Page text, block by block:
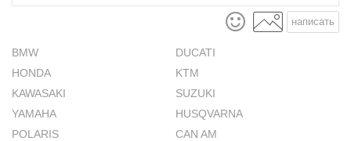
написать
BMW
DUCATI
HONDA
KTM
KAWASAKI
SUZUKI
YAMAHA
HUSQVARNA
POLARIS
CAN AM